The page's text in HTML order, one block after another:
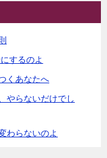
するのよ
くあなたへ
やらないだけでし
わらないのよ